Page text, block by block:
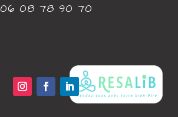
06 08 78 90 70